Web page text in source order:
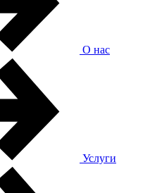
О нас
Услуги